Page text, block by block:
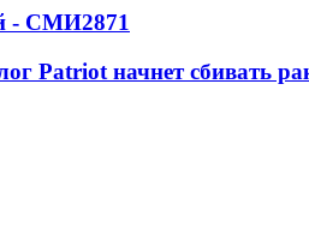
- СМИ2871
Patriot начнет сбивать